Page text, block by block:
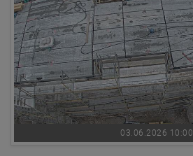
03.06.2026 10:00